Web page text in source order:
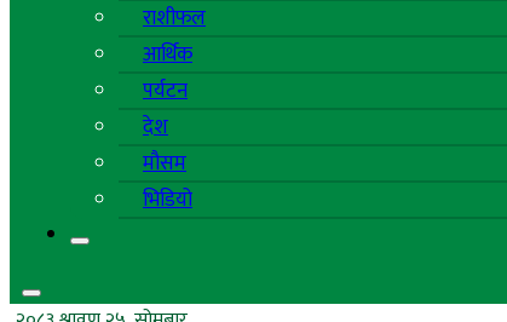
राशीफल
आर्थिक
पर्यटन
देश
मौसम
भिडियो